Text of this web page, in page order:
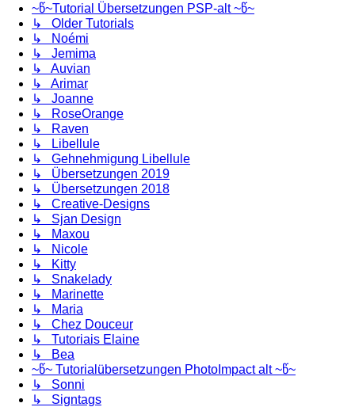
~წ~Tutorial Übersetzungen PSP-alt ~წ~
↳ Older Tutorials
↳ Noémi
↳ Jemima
↳ Auvian
↳ Arimar
↳ Joanne
↳ RoseOrange
↳ Raven
↳ Libellule
↳ Gehnehmigung Libellule
↳ Übersetzungen 2019
↳ Übersetzungen 2018
↳ Creative-Designs
↳ Sjan Design
↳ Maxou
↳ Nicole
↳ Kitty
↳ Snakelady
↳ Marinette
↳ Maria
↳ Chez Douceur
↳ Tutoriais Elaine
↳ Bea
~წ~ Tutorialübersetzungen PhotoImpact alt ~წ~
↳ Sonni
↳ Signtags